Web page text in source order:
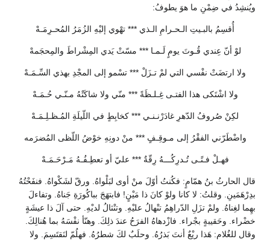
ويُنشِدُ في ضِمْنِ ما هوَ يطوفُ:
أُقسِمُ بالبـيتِ الـحـرامِ الـذي *** تهْوي إليْهِ الزُمَرُ المُحـرِمَـهْ
لوْ أنّ عِندي قُـوتَ يومٍ لَـمـا *** مسّتْ يَدي المِشْراطَ والمِحجَمهْ
ولا ارتضَتْ نفْسي التي لمْ تـزَلْ *** تسْمو إلى المجْدِ بهذي السِّـمَـهْ
ولا اشْتَكى هذا الفتـى غِـلـظَةً *** منّي ولا شاكَتْهُ مـنّـي حُـمَـهْ
لكِنْ صُروفُ الدّهرِ غادَرْنـنـي *** كخابِطٍ في اللّيلَةِ المُـظـلِـمَـهْ
واضْطَرّني الفقْرُ إلى مـوقِـفٍ *** منْ دونِهِ خوْضُ اللّظى المُضرَمه
فهـلْ فـتًـى تُـدرِكُـــهُ رِقّةٌ *** عليّ أو تعطِـفُـهُ مَـرْحَـمَـهْ
قال الحارثُ بنُ همّامٍ: فكُنتُ أوّلَ منْ أوى لبَلْواهُ. ورقّ لشَكْواهُ. فنفَحْتُهُ
بدِرْهَمَينِ. وقلتُ: لا كانا ولوْ كانَ ذا مَيْنٍ! فابتهَجَ بباكُورَةِ جَناهُ. وتفاءلَ
بهِما لغِناهُ. ولمْ تزَلِ الدّراهِمُ تنْهالُ عليْهِ. وتنْثالُ لديْهِ. حتى آلَ ذا عيشَةٍ
خضْراء. وحَقيبةٍ بجْراء. فازْدهاهُ الفرَحُ عندَ ذلِكَ. وهنّأ نفْسَهُ بما هُنالِكَ.
وقال للغُلام: هَذا ريْعٌ أنتَ بَذرُهُ. وحلَبٌ لكَ شطرُهُ. فهلُمّ لنَقتَسِمَ. ولا